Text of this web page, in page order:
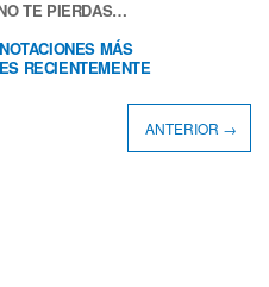
TE PIERDAS…
MÁS
RECIENTEMENTE
ANTERIOR →